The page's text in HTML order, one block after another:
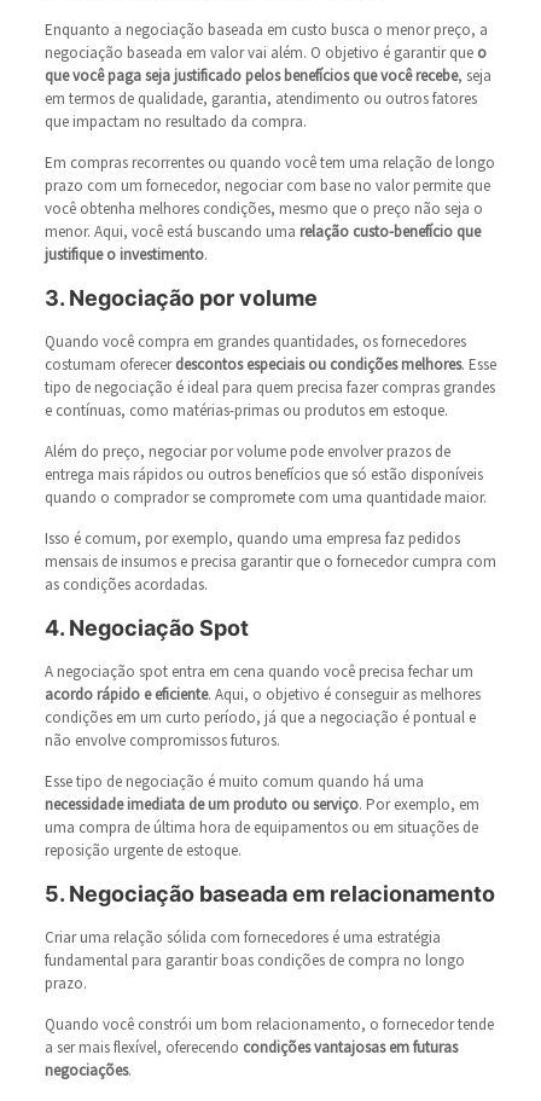
Enquanto a negociação baseada em custo busca o menor preço, a
negociação baseada em valor vai além. O objetivo é garantir que o
que você paga seja justificado pelos benefícios que você recebe, seja
em termos de qualidade, garantia, atendimento ou outros fatores
que impactam no resultado da compra.
Em compras recorrentes ou quando você tem uma relação de longo
prazo com um fornecedor, negociar com base no valor permite que
você obtenha melhores condições, mesmo que o preço não seja o
menor. Aqui, você está buscando uma relação custo-benefício que
justifique o investimento.
3. Negociação por volume
Quando você compra em grandes quantidades, os fornecedores
costumam oferecerdescontos especiais ou condições melhores. Esse
tipo de negociação é ideal para quem precisa fazer compras grandes
e contínuas, como matérias-primas ou produtos em estoque.
Além do preço, negociar por volume pode envolver prazos de
entrega mais rápidos ou outros benefícios que só estão disponíveis
quando o comprador se compromete com uma quantidade maior.
Isso é comum, por exemplo, quando uma empresa faz pedidos
mensais de insumos e precisa garantir que o fornecedor cumpra com
as condições acordadas.
4. Negociação Spot
A negociação spot entra em cena quando você precisa fechar um
acordo rápido e eficiente. Aqui, o objetivo é conseguir as melhores
condições em um curto período, já que a negociação é pontual e
não envolve compromissos futuros.
Esse tipo de negociação é muito comum quando há uma
necessidade imediata de um produto ou serviço. Por exemplo, em
uma compra de última hora de equipamentos ou em situações de
reposição urgente de estoque.
5. Negociação baseada em relacionamento
Criar uma relação sólida com fornecedores é uma estratégia
fundamental para garantir boas condições de compra no longo
prazo.
Quando você constrói um bom relacionamento, o fornecedor tende
a ser mais flexível, oferecendo condições vantajosas em futuras
negociações.